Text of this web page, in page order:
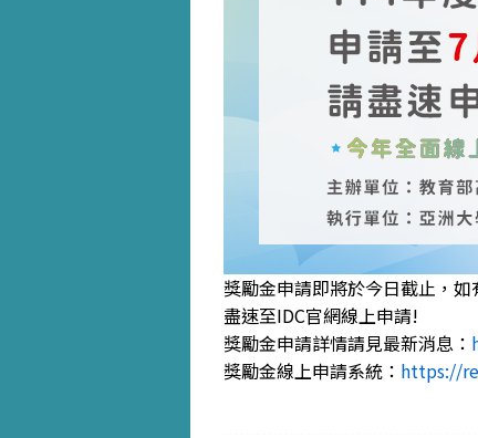
獎勵金申請即將於今日截止，
盡速至IDC官網線上申請!
獎勵金申請詳情請見最新消息：
獎勵金線上申請系統： https://